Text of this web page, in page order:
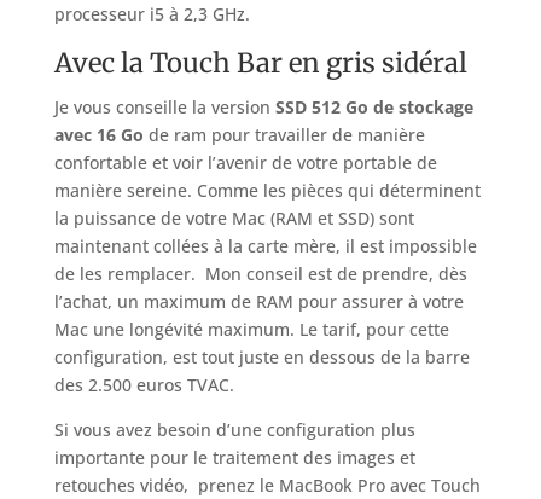
processeur i5 à 2,3 GHz.
Avec la Touch Bar en gris sidéral
Je vous conseille la version SSD 512 Go de stockage
avec 16 Go de ram pour travailler de manière
confortable et voir l’avenir de votre portable de
manière sereine. Comme les pièces qui déterminent
la puissance de votre Mac (RAM et SSD) sont
maintenant collées à la carte mère, il est impossible
de les remplacer. Mon conseil est de prendre, dès
l’achat, un maximum de RAM pour assurer à votre
Mac une longévité maximum. Le tarif, pour cette
configuration, est tout juste en dessous de la barre
des 2.500 euros TVAC.
Si vous avez besoin d’une configuration plus
importante pour le traitement des images et
retouches vidéo, prenez le MacBook Pro avec Touch